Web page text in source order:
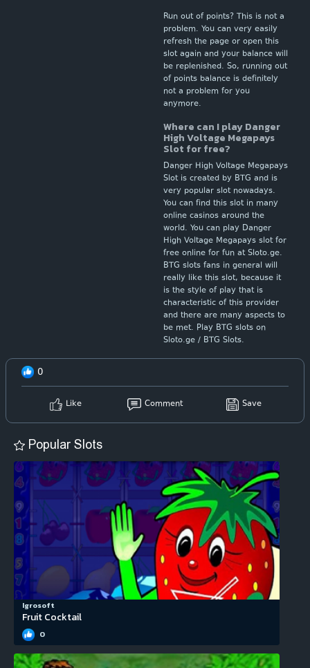
Run out of points? This is not a
problem. You can very easily
refresh the page or open this
slot again and your balance will
be replenished. So, running out
of points balance is definitely
not a problem for you
anymore.
Where can I play Danger
High Voltage Megapays
Slot for free?
Danger High Voltage Megapays
Slot is created by BTG and is
very popular slot nowadays.
You can find this slot in many
online casinos around the
world. You can play Danger
High Voltage Megapays slot for
free online for fun at Sloto.ge.
BTG slots fans in general will
really like this slot, because it
is the style of play that is
characteristic of this provider
and there are many aspects to
be met. Play BTG slots on
Sloto.ge / BTG Slots.
0
Like Comment Save
Popular Slots
Igrosoft
Fruit Cocktail
0